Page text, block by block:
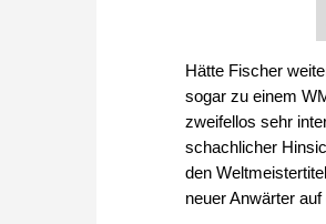
Hätte Fischer
sogar zu einem
zweifellos sehr
schachlicher
den
neuer Anwärter